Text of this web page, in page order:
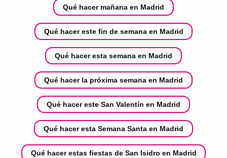
Qué hacer mañana en Madrid
Qué hacer este fin de semana en Madrid
Qué hacer esta semana en Madrid
Qué hacer la próxima semana en Madrid
Qué hacer este San Valentín en Madrid
Qué hacer esta Semana Santa en Madrid
Qué hacer estas fiestas de San Isidro en Madrid